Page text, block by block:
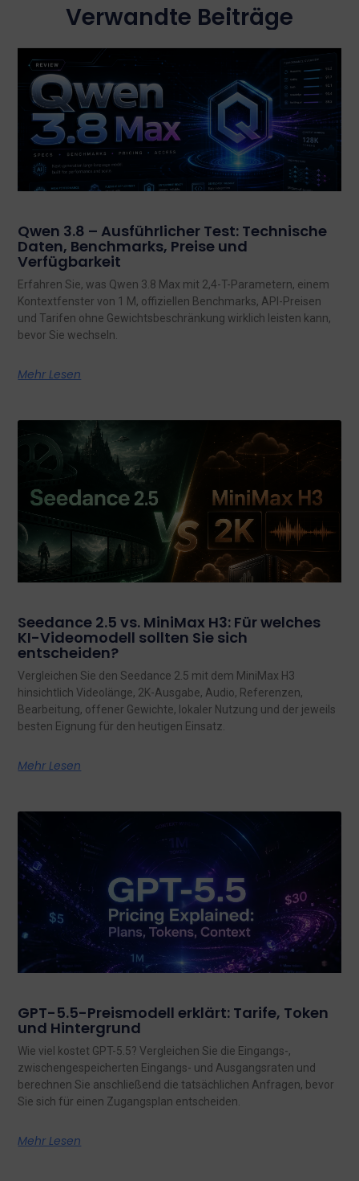
Verwandte Beiträge
Qwen 3.8 – Ausführlicher Test: Technische
Daten, Benchmarks, Preise und
Verfügbarkeit
Erfahren Sie, was Qwen 3.8 Max mit 2,4-T-Parametern, einem
Kontextfenster von 1 M, offiziellen Benchmarks, API-Preisen
und Tarifen ohne Gewichtsbeschränkung wirklich leisten kann,
bevor Sie wechseln.
Mehr Lesen
Seedance 2.5 vs. MiniMax H3: Für welches
KI-Videomodell sollten Sie sich
entscheiden?
Vergleichen Sie den Seedance 2.5 mit dem MiniMax H3
hinsichtlich Videolänge, 2K-Ausgabe, Audio, Referenzen,
Bearbeitung, offener Gewichte, lokaler Nutzung und der jeweils
besten Eignung für den heutigen Einsatz.
Mehr Lesen
GPT-5.5-Preismodell erklärt: Tarife, Token
und Hintergrund
Wie viel kostet GPT-5.5? Vergleichen Sie die Eingangs-,
zwischengespeicherten Eingangs- und Ausgangsraten und
berechnen Sie anschließend die tatsächlichen Anfragen, bevor
Sie sich für einen Zugangsplan entscheiden.
Mehr Lesen